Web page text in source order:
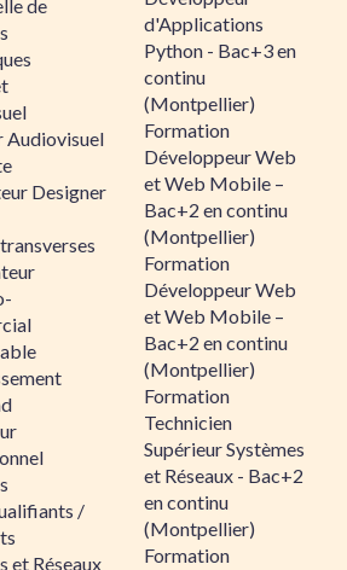
de
Audiovisuel
Designer
/
et Réseaux
d'Applications
Python - Bac+3 en
continu
(Montpellier)
Formation
Développeur Web
et Web Mobile –
Bac+2 en continu
(Montpellier)
Formation
Développeur Web
et Web Mobile –
Bac+2 en continu
(Montpellier)
Formation
Technicien
Supérieur Systèmes
et Réseaux - Bac+2
en continu
(Montpellier)
Formation